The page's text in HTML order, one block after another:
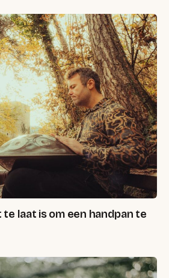
laat is om een handpan te